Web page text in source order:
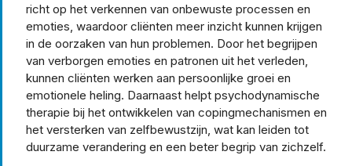
richt op het verkennen van onbewuste processen en
emoties, waardoor cliënten meer inzicht kunnen krijgen
in de oorzaken van hun problemen. Door het begrijpen
van verborgen emoties en patronen uit het verleden,
kunnen cliënten werken aan persoonlijke groei en
emotionele heling. Daarnaast helpt psychodynamische
therapie bij het ontwikkelen van copingmechanismen en
het versterken van zelfbewustzijn, wat kan leiden tot
duurzame verandering en een beter begrip van zichzelf.